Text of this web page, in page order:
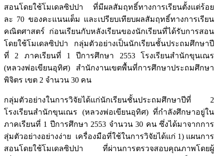
สอนโดยใช้โมเดลซิปปา ที่มีผลสัมฤทธิ์ทางการเรียนตั้งแต่ร้อย
ละ 70 ของคะแนนเต็ม และเปรียบเทียบผลสัมฤทธิ์ทางการเรียน
คณิตศาสตร์ ก่อนเรียนกับหลังเรียนของนักเรียนที่ได้รับการสอน
โดยใช้โมเดลซิปปา กลุ่มตัวอย่างเป็นนักเรียนชั้นประถมศึกษาปี
ที่ 2 ภาคเรียนที่ 1 ปีการศึกษา 2553 โรงเรียนสำนักขุนเณร
(หลวงพ่อเขียนอุทิศ) สำนักงานเขตพื้นที่การศึกษาประถมศึกษา
พิจิตร เขต 2 จำนวน 30 คน
กลุ่มตัวอย่างในการวิจัยได้แก่นักเรียนชั้นประถมศึกษาปีที่ 2
โรงเรียนสำนักขุนเณร (หลวงพ่อเขียนอุทิศ) ที่กำลังศึกษาอยู่ใน
ภาคเรียนที่ 1 ปีการศึกษา 2553 จำนวน 30 คน ซึ่งได้มาจากการ
สุ่มตัวอย่างอย่างง่าย เครื่องมือที่ใช้ในการวิจัยได้แก่ 1) แผนการ
สอนโดยใช้โมเดลซิปปา ที่ผ่านการตรวจสอบคุณภาพโดยผู้